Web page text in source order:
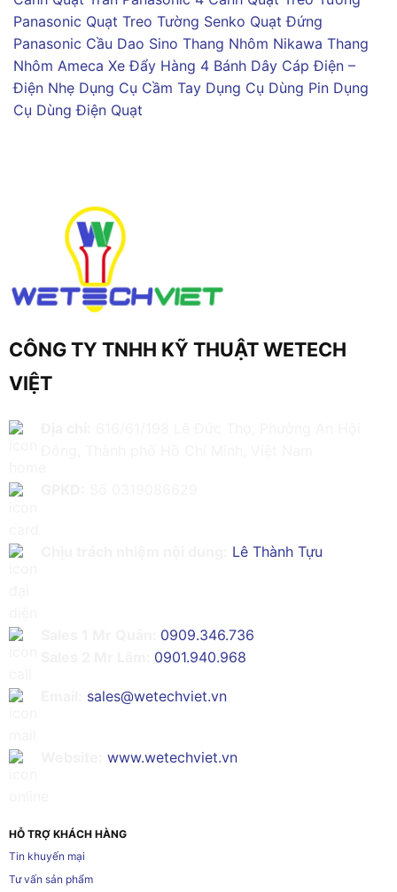
Panasonic Quạt Treo Tường Senko Quạt Đứng
Panasonic Cầu Dao Sino Thang Nhôm Nikawa Thang
Nhôm Ameca Xe Đẩy Hàng 4 Bánh Dây Cáp Điện –
Điện Nhẹ Dụng Cụ Cầm Tay Dụng Cụ Dùng Pin Dụng
Cụ Dùng Điện Quạt
CÔNG TY TNHH KỸ THUẬT WETECH
VIỆT
Lê Thành Tựu
0909.346.736
0901.940.968
sales@wetechviet.vn
www.wetechviet.vn
HỖ TRỢ KHÁCH HÀNG
Tin khuyến mại
Tư vấn sản phẩm